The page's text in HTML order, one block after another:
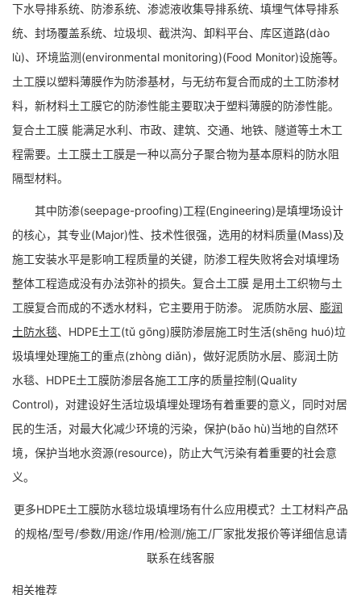
下水导排系统、防渗系统、渗滤液收集导排系统、填埋气体导排系
统、封场覆盖系统、垃圾坝、截洪沟、卸料平台、库区道路(dào
lù)、环境监测(environmental monitoring)(Food Monitor)设施等。
土工膜以塑料薄膜作为防渗基材，与无纺布复合而成的土工防渗材
料，新材料土工膜它的防渗性能主要取决于塑料薄膜的防渗性能。
复合土工膜 能满足水利、市政、建筑、交通、地铁、隧道等土木工
程需要。土工膜土工膜是一种以高分子聚合物为基本原料的防水阻
隔型材料。
其中防渗(seepage-proofing)工程(Engineering)是填埋场设计
的核心，其专业(Major)性、技术性很强，选用的材料质量(Mass)及
施工安装水平是影响工程质量的关键，防渗工程失败将会对填埋场
整体工程造成没有办法弥补的损失。复合土工膜 是用土工织物与土
工膜复合而成的不透水材料，它主要用于防渗。 泥质防水层、 膨润
土防水毯、HDPE土工(tǔ ɡōnɡ)膜防渗层施工时生活(shēng huó)垃
圾填埋处理施工的重点(zhòng diǎn)，做好泥质防水层、膨润土防
水毯、HDPE土工膜防渗层各施工工序的质量控制(Quality
Control)，对建设好生活垃圾填埋处理场有着重要的意义，同时对居
民的生活，对最大化减少环境的污染，保护(bǎo hù)当地的自然环
境，保护当地水资源(resource)，防止大气污染有着重要的社会意
义。
更多HDPE土工膜防水毯垃圾填埋场有什么应用模式？土工材料产品
的规格/型号/参数/用途/作用/检测/施工/厂家批发报价等详细信息请
联系在线客服
相关推荐